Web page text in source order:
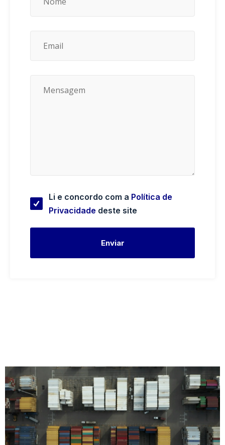
Li e concordo com a Política de
Privacidade deste site